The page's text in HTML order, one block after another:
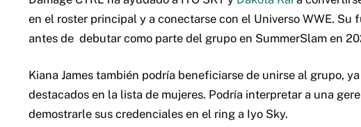
en el roster principal y a conectarse con el Universo WWE. Su
antes de debutar como parte del grupo en SummerSlam en
Kiana James también podría beneficiarse de unirse al grupo,
destacados en la lista de mujeres. Podría interpretar a una
demostrarle sus credenciales en el ring a Iyo Sky.